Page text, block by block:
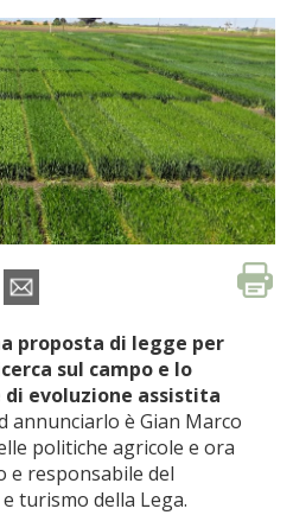
proposta di legge per
sul campo e lo
di evoluzione assistita
annunciarlo è Gian Marco
politiche agricole e ora
e responsabile del
turismo della Lega.